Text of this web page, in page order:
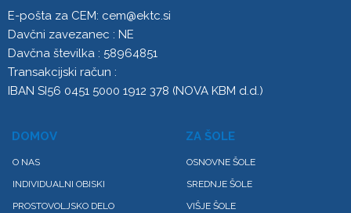
E-pošta za CEM: cem@ektc.si
Davčni zavezanec : NE
Davčna številka : 58964851
Transakcijski račun :
IBAN SI56 0451 5000 1912 378 (NOVA KBM d.d.)
DOMOV
O NAS
INDIVIDUALNI OBISKI
PROSTOVOLJSKO DELO
ZA ŠOLE
OSNOVNE ŠOLE
SREDNJE ŠOLE
VIŠJE ŠOLE